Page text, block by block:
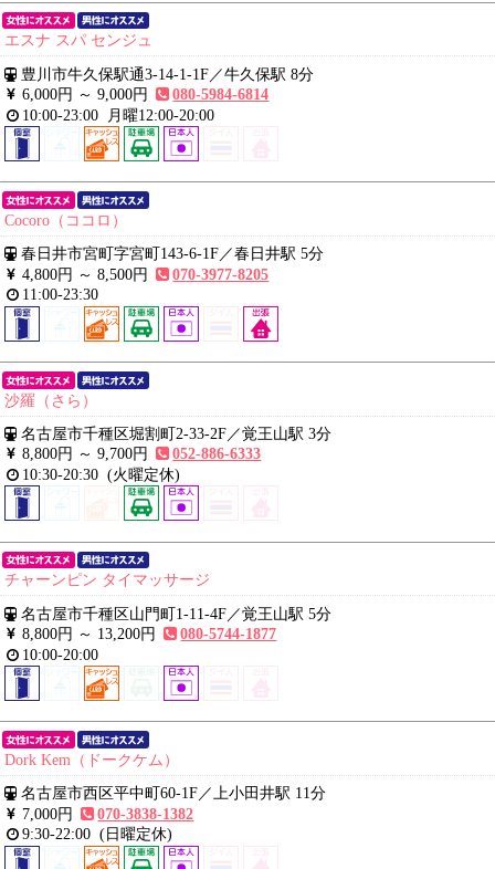
エスナ スパ センジュ
豊川市牛久保駅通3-14-1-1F／牛久保駅 8分
6,000円 ～9,000円
080-5984-6814
10:00-23:00
月曜12:00-20:00
Cocoro（ココロ）
春日井市宮町字宮町143-6-1F／春日井駅 5分
4,800円 ～8,500円
070-3977-8205
11:00-23:30
沙羅（さら）
名古屋市千種区堀割町2-33-2F／覚王山駅 3分
8,800円 ～9,700円
052-886-6333
10:30-20:30 (火曜定休)
チャーンピン タイマッサージ
名古屋市千種区山門町1-11-4F／覚王山駅 5分
8,800円 ～ 13,200円
080-5744-1877
10:00-20:00
Dork Kem（ドークケム）
名古屋市西区平中町60-1F／上小田井駅 11分
7,000円
070-3838-1382
9:30-22:00 (日曜定休)